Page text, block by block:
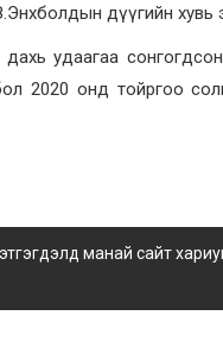
дүүгийн хувь
удаагаа
2020 онд тойргоо
манай сайт